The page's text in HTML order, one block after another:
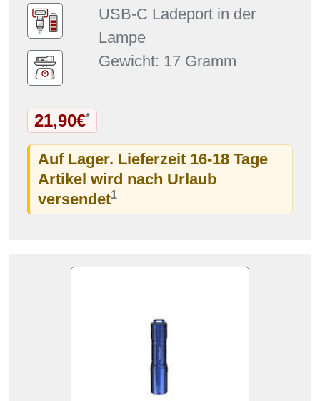
USB-C Ladeport in der
Lampe
Gewicht: 17 Gramm
21,90€*
Auf Lager. Lieferzeit 16-18 Tage
Artikel wird nach Urlaub
versendet1